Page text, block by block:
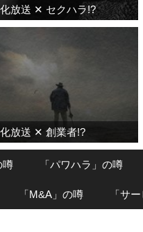
放送 ✕ セクハラ!?
放送 ✕ 創業者!?
噂 「パワハラ」の噂
「M&A」の噂 「サ